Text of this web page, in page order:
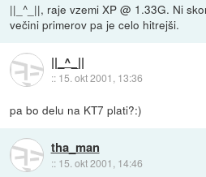
||_^_||, raje vzemi XP @ 1.33G. Ni
večini primerov pa je celo hitrejši.
||_^_||
:: 15. okt 2001, 13:36
pa bo delu na KT7 plati?:)
tha_man
:: 15. okt 2001, 14:46